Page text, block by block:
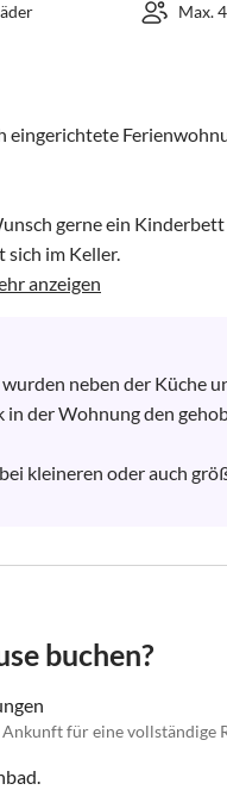
Max.
eingerichtete
gerne ein
im Keller.
anzeigen
neben der Küche
der Wohnung den
kleineren oder auch
buchen?
Ankunft für eine vollständige